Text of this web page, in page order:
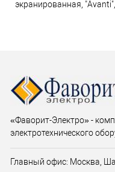
экранированная,
«Фаворит-Электро» -
электротехнического
Главный офис: Москва,